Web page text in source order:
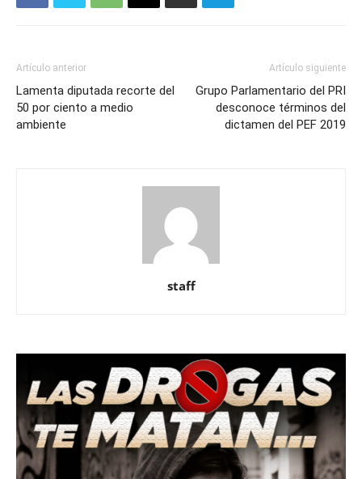
Artículo anterior
Lamenta diputada recorte del
50 por ciento a medio
ambiente
Artículo siguiente
Grupo Parlamentario del PRI
desconoce términos del
dictamen del PEF 2019
staff